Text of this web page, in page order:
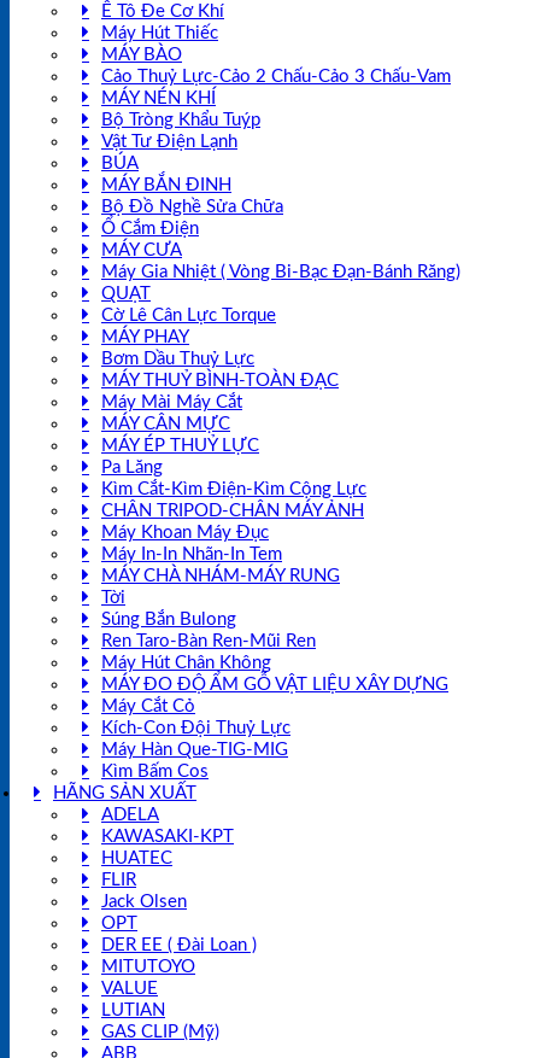
Ê Tô Đe Cơ Khí
Máy Hút Thiếc
MÁY BÀO
Cảo Thuỷ Lực-Cảo 2 Chấu-Cảo 3 Chấu-Vam
MÁY NÉN KHÍ
Bộ Tròng Khẩu Tuýp
Vật Tư Điện Lạnh
BÚA
MÁY BẮN ĐINH
Bộ Đồ Nghề Sửa Chữa
Ổ Cắm Điện
MÁY CƯA
Máy Gia Nhiệt ( Vòng Bi-Bạc Đạn-Bánh Răng)
QUẠT
Cờ Lê Cân Lực Torque
MÁY PHAY
Bơm Dầu Thuỷ Lực
MÁY THUỶ BÌNH-TOÀN ĐẠC
Máy Mài Máy Cắt
MÁY CÂN MỰC
MÁY ÉP THUỶ LỰC
Pa Lăng
Kìm Cắt-Kìm Điện-Kìm Cộng Lực
CHÂN TRIPOD-CHÂN MÁY ẢNH
Máy Khoan Máy Đục
Máy In-In Nhãn-In Tem
MÁY CHÀ NHÁM-MÁY RUNG
Tời
Súng Bắn Bulong
Ren Taro-Bàn Ren-Mũi Ren
Máy Hút Chân Không
MÁY ĐO ĐỘ ẨM GỖ VẬT LIỆU XÂY DỰNG
Máy Cắt Cỏ
Kích-Con Đội Thuỷ Lực
Máy Hàn Que-TIG-MIG
Kìm Bấm Cos
HÃNG SẢN XUẤT
ADELA
KAWASAKI-KPT
HUATEC
FLIR
Jack Olsen
OPT
DER EE ( Đài Loan )
MITUTOYO
VALUE
LUTIAN
GAS CLIP (Mỹ)
ABB